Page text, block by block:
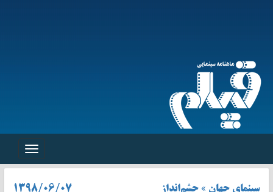
Toggle
سینمای جهان » چشم‌انداز ۱۳۹۸/۰۶/۰۷